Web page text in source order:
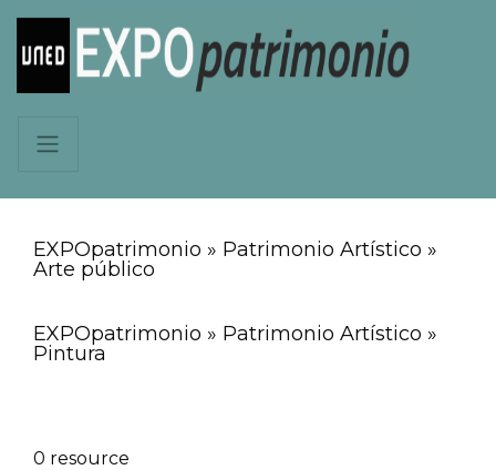
EXPOpatrimonio » Patrimonio Artístico »
Arte público
EXPOpatrimonio » Patrimonio Artístico »
Pintura
0 resource